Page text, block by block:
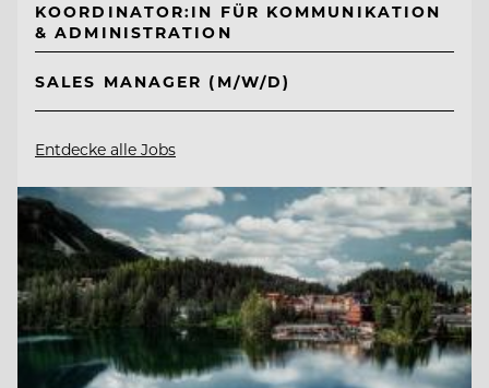
KOORDINATOR:IN FÜR KOMMUNIKATION
& ADMINISTRATION
SALES MANAGER (M/W/D)
Entdecke alle Jobs